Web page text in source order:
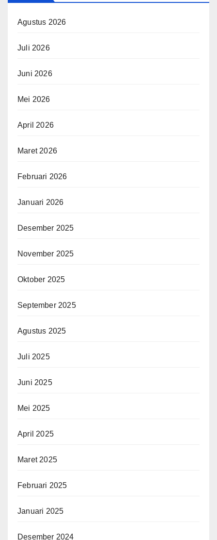
Agustus 2026
Juli 2026
Juni 2026
Mei 2026
April 2026
Maret 2026
Februari 2026
Januari 2026
Desember 2025
November 2025
Oktober 2025
September 2025
Agustus 2025
Juli 2025
Juni 2025
Mei 2025
April 2025
Maret 2025
Februari 2025
Januari 2025
Desember 2024